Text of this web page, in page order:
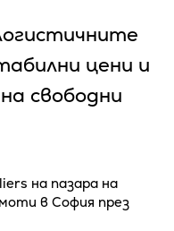
цени и
свободни
на пазара на
в София през